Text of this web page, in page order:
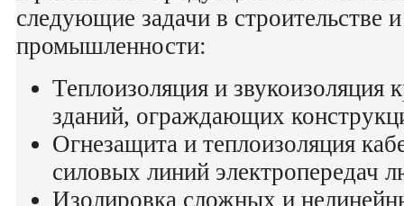
следующие задачи в строительстве
промышленности:
Теплоизоляция и звукоизоляция
зданий, ограждающих
Огнезащита и теплоизоляция
силовых линий электропередач
Изолировка сложных и